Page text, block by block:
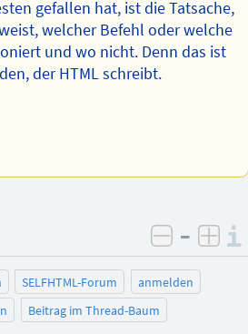
gefallen hat, ist die Tatsache,
welcher Befehl oder welche
und wo nicht. Denn das ist
der HTML schreibt.
negativ
–
SELFHTML-Forum
anmelden
Beitrag im Thread-Baum